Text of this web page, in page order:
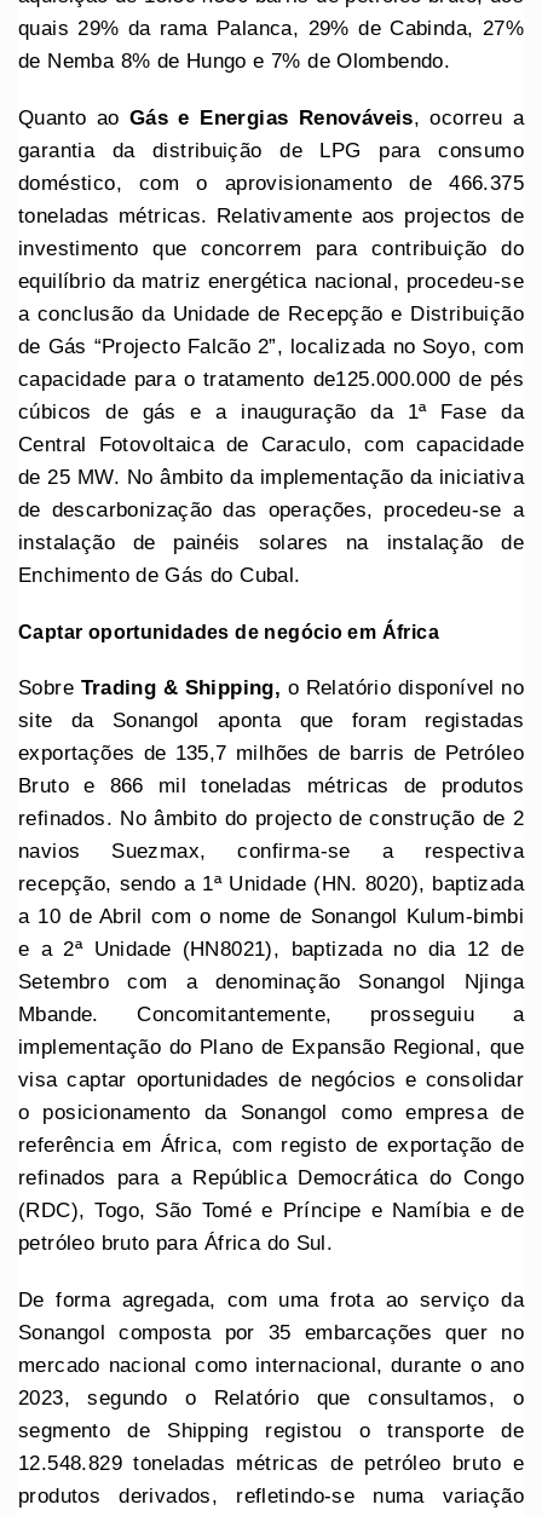
quais 29% da rama Palanca, 29% de Cabinda, 27%
de Nemba 8% de Hungo e 7% de Olombendo.
Quanto ao Gás e Energias Renováveis, ocorreu a
garantia da distribuição de LPG para consumo
doméstico, com o aprovisionamento de 466.375
toneladas métricas. Relativamente aos projectos de
investimento que concorrem para contribuição do
equilíbrio da matriz energética nacional, procedeu-se
a conclusão da Unidade de Recepção e Distribuição
de Gás “Projecto Falcão 2”, localizada no Soyo, com
capacidade para o tratamento de125.000.000 de pés
cúbicos de gás e a inauguração da 1ª Fase da
Central Fotovoltaica de Caraculo, com capacidade
de 25 MW. No âmbito da implementação da iniciativa
de descarbonização das operações, procedeu-se a
instalação de painéis solares na instalação de
Enchimento de Gás do Cubal.
Captar oportunidades de negócio em África
Sobre Trading & Shipping, o Relatório disponível no
site da Sonangol aponta que foram registadas
exportações de 135,7 milhões de barris de Petróleo
Bruto e 866 mil toneladas métricas de produtos
refinados. No âmbito do projecto de construção de 2
navios Suezmax, confirma-se a respectiva
recepção, sendo a 1ª Unidade (HN. 8020), baptizada
a 10 de Abril com o nome de Sonangol Kulum-bimbi
e a 2ª Unidade (HN8021), baptizada no dia 12 de
Setembro com a denominação Sonangol Njinga
Mbande. Concomitantemente, prosseguiu a
implementação do Plano de Expansão Regional, que
visa captar oportunidades de negócios e consolidar
o posicionamento da Sonangol como empresa de
referência em África, com registo de exportação de
refinados para a República Democrática do Congo
(RDC), Togo, São Tomé e Príncipe e Namíbia e de
petróleo bruto para África do Sul.
De forma agregada, com uma frota ao serviço da
Sonangol composta por 35 embarcações quer no
mercado nacional como internacional, durante o ano
2023, segundo o Relatório que consultamos, o
segmento de Shipping registou o transporte de
12.548.829 toneladas métricas de petróleo bruto e
produtos derivados, refletindo-se numa variação